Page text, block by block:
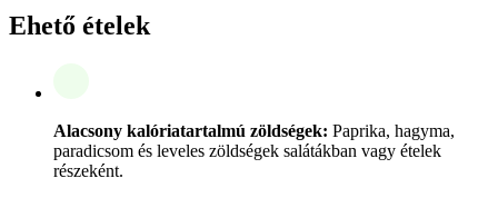
Ehető ételek
Alacsony kalóriatartalmú zöldségek: Paprika, hagyma,
paradicsom és leveles zöldségek salátákban vagy ételek
részeként.